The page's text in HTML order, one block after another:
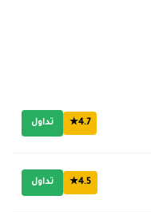
4.7★ تداول
4.5★ تداول